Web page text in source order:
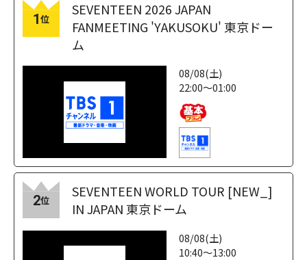
1位
SEVENTEEN 2026 JAPAN
FANMEETING 'YAKUSOKU' 東京ドー
ム
08/08(土)
22:00～01:00
2位
SEVENTEEN WORLD TOUR [NEW_]
IN JAPAN 東京ドーム
08/08(土)
10:40～13:00